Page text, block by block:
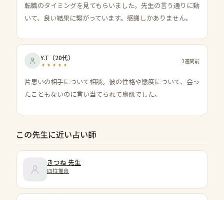
転職のタイミングを見てもらいました。先生の言う通りに動
いて、良い結果に繋がっています。感謝しかありません。
Y.T （20代） 3週間前
片思いの相手について相談。彼の性格や態度について、会っ
たこともないのに言い当てられて鳥肌でした。
この先生に近い占い師
きつね 先生
四柱推命